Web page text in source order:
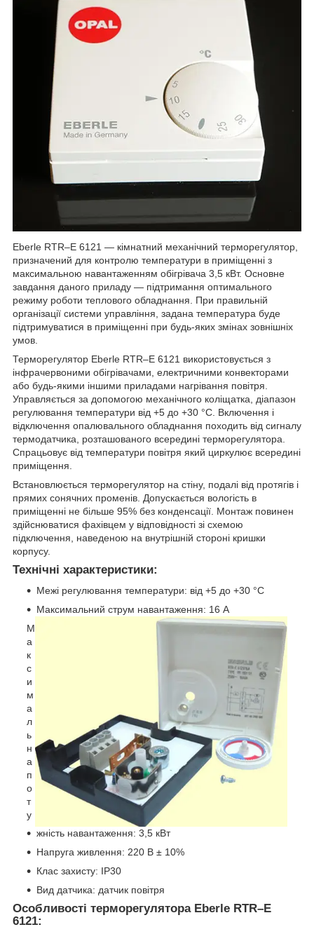
Eberle RTR–E 6121 — кімнатний механічний терморегулятор,
призначений для контролю температури в приміщенні з
максимальною навантаженням обігрівача 3,5 кВт. Основне
завдання даного приладу — підтримання оптимального
режиму роботи теплового обладнання. При правильній
організації системи управління, задана температура буде
підтримуватися в приміщенні при будь-яких змінах зовнішніх
умов.
Терморегулятор Eberle RTR–E 6121 використовується з
інфрачервоними обігрівачами, електричними конвекторами
або будь-якими іншими приладами нагрівання повітря.
Управляється за допомогою механічного коліщатка, діапазон
регулювання температури від +5 до +30 °C. Включення і
відключення опалювального обладнання походить від сигналу
термодатчика, розташованого всередині терморегулятора.
Спрацьовує від температури повітря який циркулює всередині
приміщення.
Встановлюється терморегулятор на стіну, подалі від протягів і
прямих сонячних променів. Допускається вологість в
приміщенні не більше 95% без конденсації. Монтаж повинен
здійснюватися фахівцем у відповідності зі схемою
підключення, наведеною на внутрішній стороні кришки
корпусу.
Технічні характеристики:
Межі регулювання температури: від +5 до +30 °C
Максимальний струм навантаження: 16 А
М
а
к
с
и
м
а
л
ь
н
а
п
о
т
у
жність навантаження: 3,5 кВт
Напруга живлення: 220 В ± 10%
Клас захисту: IP30
Вид датчика: датчик повітря
Особливості терморегулятора Eberle RTR–E
6121: